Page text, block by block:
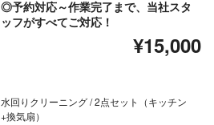
◎予約対応～作業完了まで、当社スタ
ッフがすべてご対応！
¥15,000
水回りクリーニング / 2点セット（キッチン
+換気扇）